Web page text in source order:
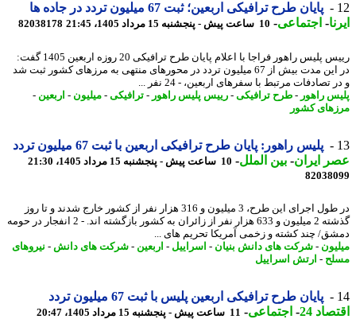
پایان طرح ترافیکی اربعین؛ ثبت 67 میلیون تردد در جاده ها
-اجتماعی-10 ساعت پیش - پنجشنبه 15 مرداد 1405، 21:45 82038178
رییس پلیس راهور فراجا با اعلام پایان طرح ترافیکی 20 روزه اربعین 1405 گفت:
در این مدت بیش از 67 میلیون تردد در محورهای منتهی به مرزهای کشور ثبت شد
تصادفات مرتبط با سفرهای اربعین، - 24 نفر ...
راهور -طرح ترافیکی-رییس پلیس راهور -ترافیکی-میلیون-اربعین -
کشور
پلیس راهور: پایان طرح ترافیکی اربعین با ثبت 67 میلیون تردد
ایران- بین الملل-10 ساعت پیش - پنجشنبه 15 مرداد 1405، 21:30
در طول اجرای این طرح، 3 میلیون و 316 هزار نفر از کشور خارج شدند و تا روز
گذشته 2 میلیون و 633 هزار نفر از زائران به کشور بازگشته اند. - 2 انفجار در حومه
چند کشته و زخمی آمریکا تحریم های ...
-شرکت های دانش بنیان-اسراییل -اربعین -شرکت های دانش -نیروهای
-ارتش اسراییل
پایان طرح ترافیکی اربعین پلیس با ثبت 67 میلیون تردد
24
-اجتماعی-11 ساعت پیش - پنجشنبه 15 مرداد 1405، 20:47